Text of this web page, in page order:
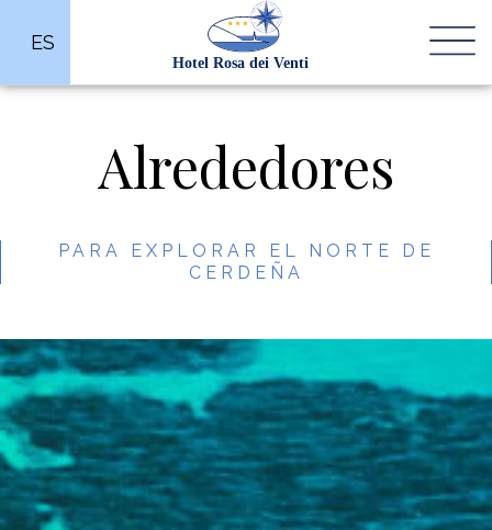
ES
Alrededores
PARA EXPLORAR EL NORTE DE
CERDEÑA